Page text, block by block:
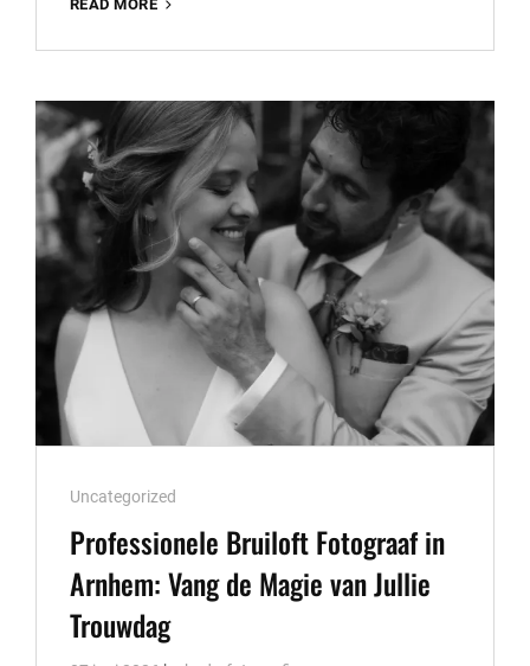
READ MORE
IN
VANG
DE
BANDEN
DIE
VERBINDEN
Cat
Links
Uncategorized
Professionele Bruiloft Fotograaf in
Arnhem: Vang de Magie van Jullie
Trouwdag